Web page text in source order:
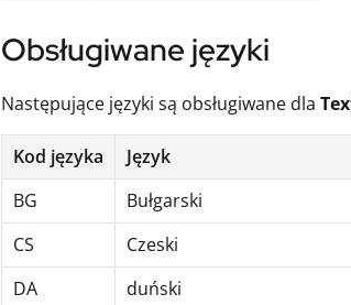
Obsługiwane języki
Następujące języki są obsługiwane dla
Kod języka
Język
BG
Bułgarski
CS
Czeski
DA
duński